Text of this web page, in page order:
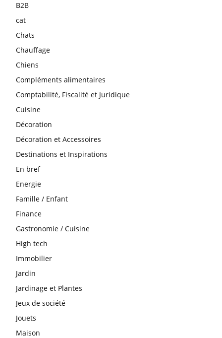
B2B
cat
Chats
Chauffage
Chiens
Compléments alimentaires
Comptabilité, Fiscalité et Juridique
Cuisine
Décoration
Décoration et Accessoires
Destinations et Inspirations
En bref
Energie
Famille / Enfant
Finance
Gastronomie / Cuisine
High tech
Immobilier
Jardin
Jardinage et Plantes
Jeux de société
Jouets
Maison